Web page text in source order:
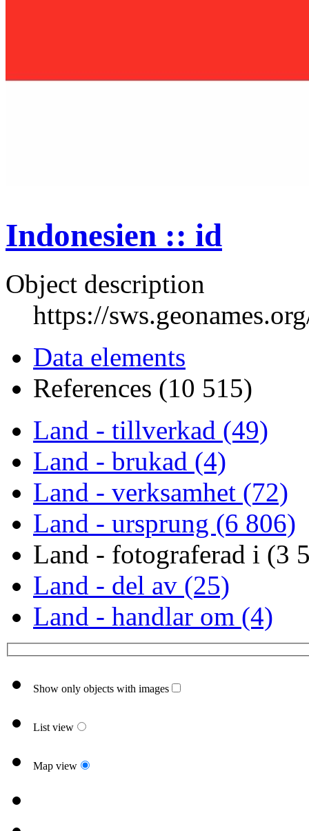
Indonesien :: id
Object description
https://
Data elements
References (10 515)
Land - tillverkad (49)
Land - brukad (4)
Land - verksamhet (72)
Land - ursprung (6 806)
Land - fotograferad i (3
Land - del av (25)
Land - handlar om (4)
Show only objects with images
List view
Map view